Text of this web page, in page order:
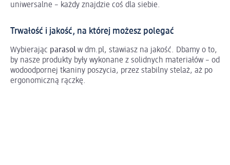
uniwersalne – każdy znajdzie coś dla siebie.
Trwałość i jakość, na której możesz polegać
Wybierając parasol w dm.pl, stawiasz na jakość. Dbamy o to,
by nasze produkty były wykonane z solidnych materiałów – od
wodoodpornej tkaniny poszycia, przez stabilny stelaż, aż po
ergonomiczną rączkę.